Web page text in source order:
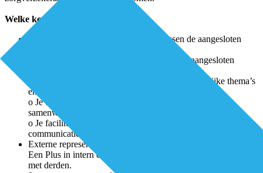
Welke kerntaken heeft de directeur?
Het organiseren van samenwerking tussen de aangesloten
o Je bent het eerste aanspreekpunt voor alle aangesloten
o Je organiseert bijeenkomsten over zorginhoudelijke thema’s
en projecten;
o Je ondersteunt de ontwikkeling en implementatie van
samenwerking in de vorm van multidisciplinaire projecten;
o Je faciliteert samenwerking, onder meer door actieve
communicatie.
Externe representatie o Je vertegenwoordigt en representeert
Een Plus in intern en extern overleg en bij onderhandelingen
met derden.